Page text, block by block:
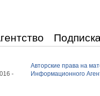
-
Авторские права на
Информационного